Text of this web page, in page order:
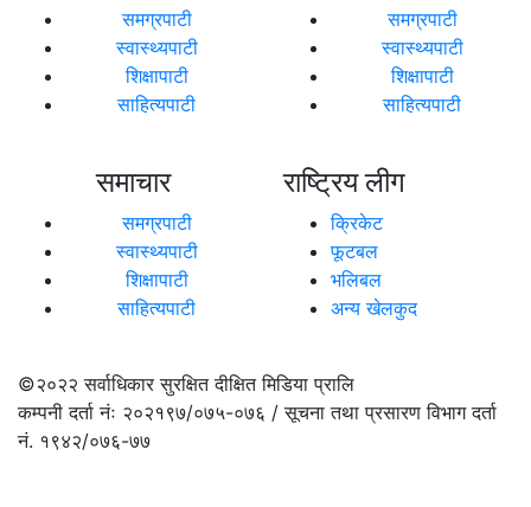
समग्रपाटी
स्वास्थ्यपाटी
शिक्षापाटी
साहित्यपाटी
समग्रपाटी
स्वास्थ्यपाटी
शिक्षापाटी
साहित्यपाटी
समाचार
समग्रपाटी
स्वास्थ्यपाटी
शिक्षापाटी
साहित्यपाटी
राष्ट्रिय लीग
क्रिकेट
फूटबल
भलिबल
अन्य खेलकुद
©२०२२सर्वाधिकार सुरक्षित दीक्षित मिडिया प्रालि
कम्पनी दर्ता नंः २०२१९७/०७५-०७६ / सूचना तथा प्रसारण विभाग दर्ता
नं. १९४२/०७६-७७